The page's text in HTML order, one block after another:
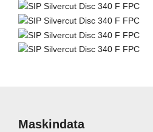
Maskindata